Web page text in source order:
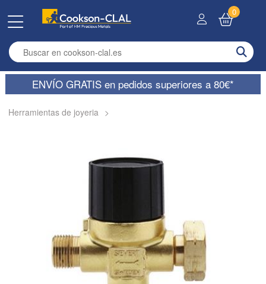
Enter search term
0
ENVÍO GRATIS en pedidos superiores a 80€*
Herramientas de joyeria >